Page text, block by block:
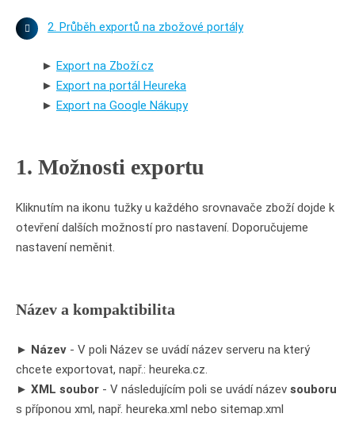
2. Průběh exportů na zbožové portály
► Export na Zboží.cz
► Export na portál Heureka
► Export na Google Nákupy
1. Možnosti exportu
Kliknutím na ikonu tužky u každého srovnavače zboží dojde k
otevření dalších možností pro nastavení. Doporučujeme
nastavení neměnit.
Název a kompaktibilita
► Název - V poli Název se uvádí název serveru na který
chcete exportovat, např.: heureka.cz.
► XML soubor - V následujícím poli se uvádí název souboru
s příponou xml, např. heureka.xml nebo sitemap.xml